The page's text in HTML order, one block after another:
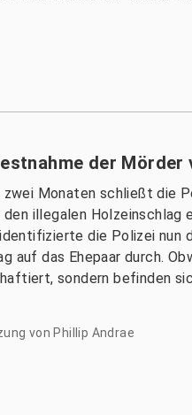
der Mörder
Monaten schließt die
illegalen
die Polizei nun
auf das Ehepaar durch.
sondern befinden
von Phillip Andrae